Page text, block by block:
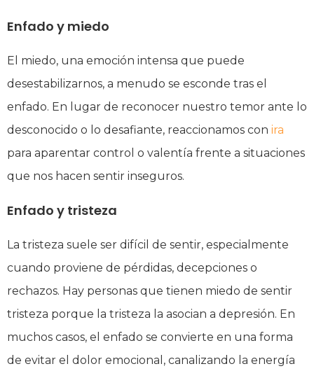
Enfado y miedo
El miedo, una emoción intensa que puede
desestabilizarnos, a menudo se esconde tras el
enfado. En lugar de reconocer nuestro temor ante lo
desconocido o lo desafiante, reaccionamos con ira
para aparentar control o valentía frente a situaciones
que nos hacen sentir inseguros.
Enfado y tristeza
La tristeza suele ser difícil de sentir, especialmente
cuando proviene de pérdidas, decepciones o
rechazos. Hay personas que tienen miedo de sentir
tristeza porque la tristeza la asocian a depresión. En
muchos casos, el enfado se convierte en una forma
de evitar el dolor emocional, canalizando la energía